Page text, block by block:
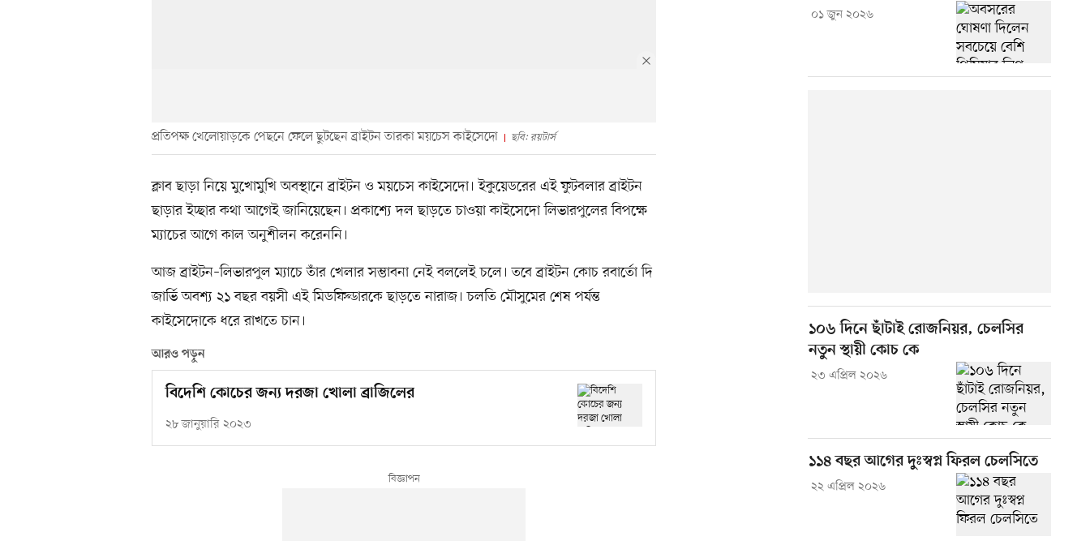
প্রতিপক্ষ খেলোয়াড়কে পেছনে ফেলে ছুটছেন ব্রাইটন তারকা ময়চেস কাইসেদো ছবি: রয়টার্স
ক্লাব ছাড়া নিয়ে মুখোমুখি অবস্থানে ব্রাইটন ও ময়চেস কাইসেদো। ইকুয়েডরের এই ফুটবলার ব্রাইটন
ছাড়ার ইচ্ছার কথা আগেই জানিয়েছেন। প্রকাশ্যে দল ছাড়তে চাওয়া কাইসেদো লিভারপুলের বিপক্ষে
ম্যাচের আগে কাল অনুশীলন করেননি।
আজ ব্রাইটন–লিভারপুল ম্যাচে তাঁর খেলার সম্ভাবনা নেই বললেই চলে। তবে ব্রাইটন কোচ রবার্তো দি
জার্ভি অবশ্য ২১ বছর বয়সী এই মিডফিল্ডারকে ছাড়তে নারাজ। চলতি মৌসুমের শেষ পর্যন্ত
কাইসেদোকে ধরে রাখতে চান।
আরও পড়ুন
বিদেশি কোচের জন্য দরজা খোলা ব্রাজিলের
২৮ জানুয়ারি ২০২৩
০১ জুন ২০২৬
১০৬ দিনে ছাঁটাই রোজনিয়র, চেলসির
নতুন স্থায়ী কোচ কে
২৩ এপ্রিল ২০২৬
১১৪ বছর আগের দুঃস্বপ্ন ফিরল চেলসিতে
২২ এপ্রিল ২০২৬